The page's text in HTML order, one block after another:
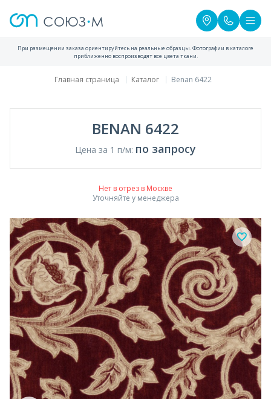
При размещении заказа ориентируйтесь на реальные образцы. Фотографии в каталоге
приближенно воспроизводят все цвета ткани.
Главная страница Каталог Benan 6422
BENAN 6422
Цена за 1 п/м: по запросу
Нет в отрез в Москве
Уточняйте у менеджера